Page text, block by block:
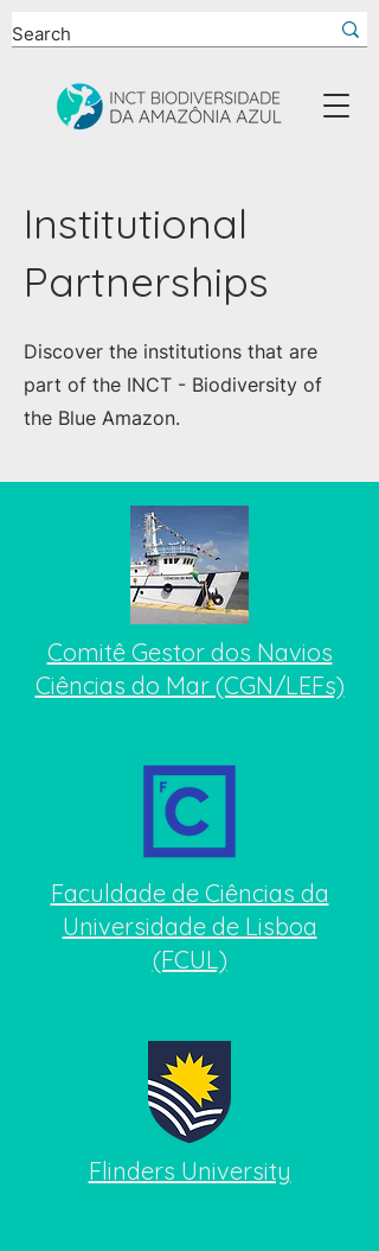
Institutional
Partnerships
Discover the institutions that are
part of the INCT - Biodiversity of
the Blue Amazon.
Comitê Gestor dos Navios
Ciências do Mar (CGN/LEFs)
Faculdade de Ciências da
Universidade de Lisboa
(FCUL)
Flinders University